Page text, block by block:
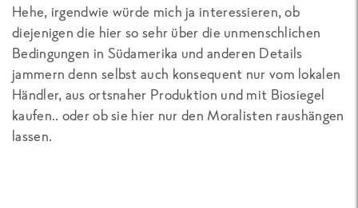
Hehe, irgendwie würde mich ja interessieren, ob
diejenigen die hier so sehr über die unmenschlichen
Bedingungen in Südamerika und anderen Details
jammern denn selbst auch konsequent nur vom lokalen
Händler, aus ortsnaher Produktion und mit Biosiegel
kaufen.. oder ob sie hier nur den Moralisten raushängen
lassen.